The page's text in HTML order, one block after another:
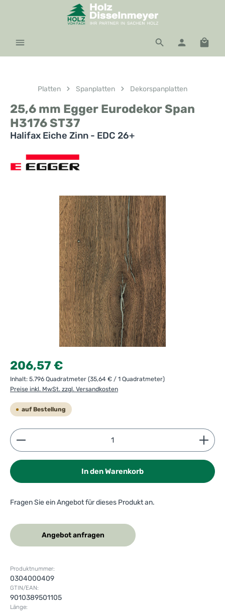
Zum Hauptinhalt springen
Platten Spanplatten Dekorspanplatten
25,6 mm Egger Eurodekor Span
H3176 ST37
Halifax Eiche Zinn - EDC 26+
Bildergalerie überspringen
Regulärer Preis:
206,57 €
Inhalt: 5.796 Quadratmeter (35,64 € / 1 Quadratmeter)
Preise inkl. MwSt. zzgl. Versandkosten
auf Bestellung
Produkt Anzahl: Gib den gewünschten Wert ein
In den Warenkorb
Fragen Sie ein Angebot für dieses Produkt an.
Angebot anfragen
Produktnummer:
0304000409
GTIN/EAN:
9010389501105
Länge: